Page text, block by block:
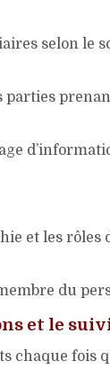
selon le
parties
et les rôles
du
et le
chaque fois